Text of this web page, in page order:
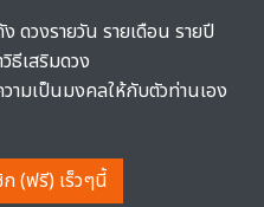
ดวงรายวัน รายเดือน รายปี
ธีเสริมดวง
ามเป็นมงคลให้กับตัวท่านเอง
(ฟรี) เร็วๆนี้